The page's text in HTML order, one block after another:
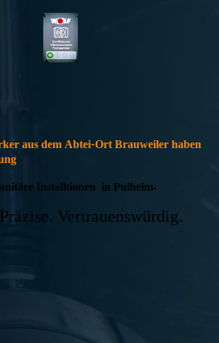
aus dem Abtei-Ort Brauweiler haben
Installtionen in Pulheim-
Vertrauenswürdig.